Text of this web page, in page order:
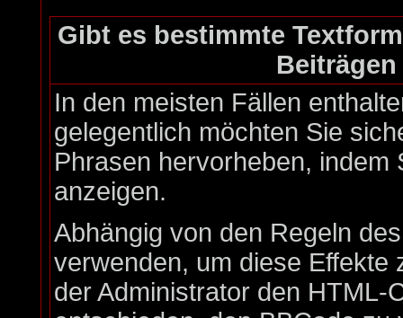
Gibt es bestimmte
In den meisten Fällen
gelegentlich möchten Sie
Phrasen hervorheben,
anzeigen.
Abhängig von den Regeln
verwenden, um diese Effekte
der Administrator den HTML-